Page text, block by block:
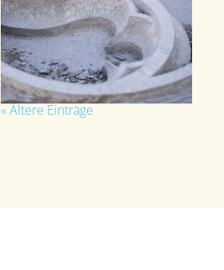
« Ältere Einträge